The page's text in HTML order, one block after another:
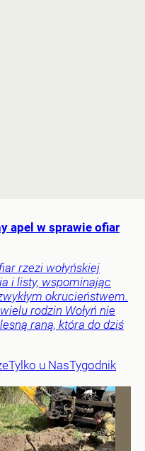
apel w sprawie ofiar
rzezi wołyńskiej
i listy, wspominając
okrucieństwem.
rodzin Wołyń nie
raną, która do dziś
Tylko u NasTygodnik